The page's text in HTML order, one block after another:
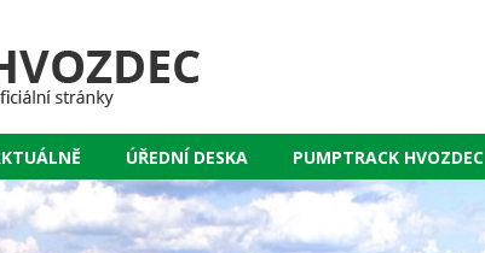
ÚŘEDNÍ DESKA PUMPTRACK HVOZDEC